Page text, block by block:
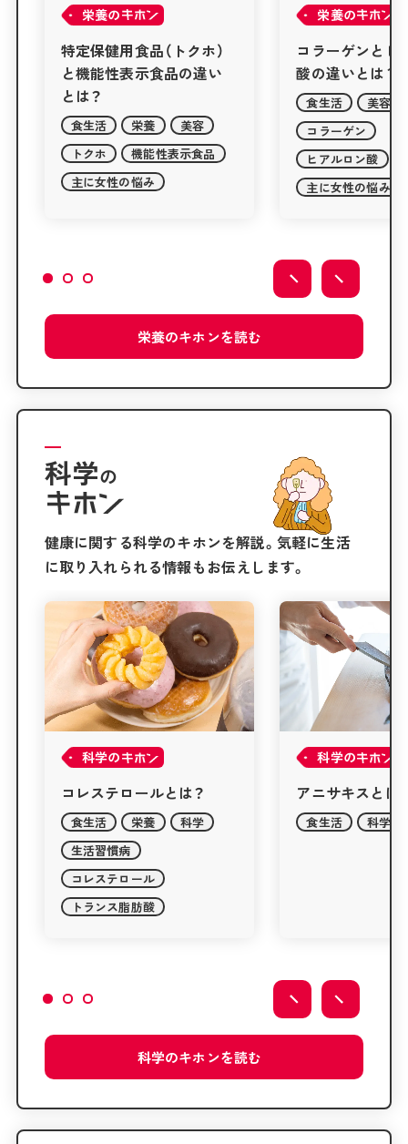
栄養の
コラーゲンとヒアルロン
酸の違いとは？
食生活
コラーゲン
ヒアルロン酸
主に女性の悩み
栄養の
デトックスとは
食生活
ダイエ
美容
デトック
栄養のキホンを読む
科学の
健康に関する科学のキホンを解説。気軽に生活
に取り入れられる情報もお伝えします。
科学の
アニサキスとは？
食生活 科学
科学の
食品添加物とは
食生活 栄養
科学のキホンを読む